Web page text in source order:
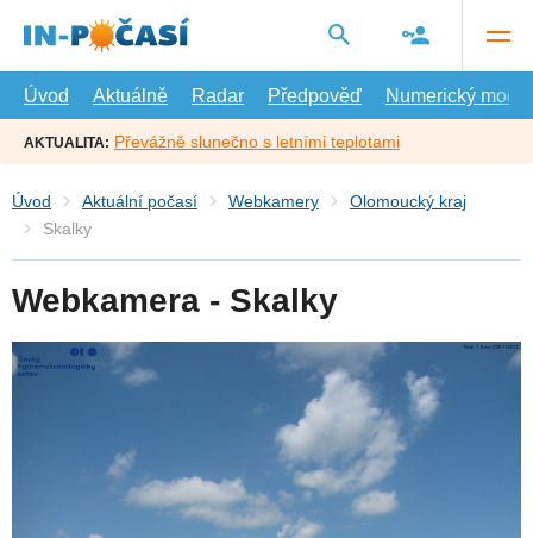
hlavní
Úvod
Aktuálně Radar Předpověď Numerický model
AKTUALITA: Převážně slunečno s letními teplotami
Úvod Aktuální počasí Webkamery
Olomoucký kraj
Skalky
Webkamera - Skalky